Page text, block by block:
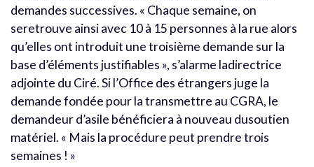
demandes successives. « Chaque semaine, on
seretrouve ainsi avec 10 à 15 personnes à la rue alors
qu’elles ont introduit une troisième demande sur la
base d’éléments justifiables », s’alarme ladirectrice
adjointe du Ciré. Si l’Office des étrangers juge la
demande fondée pour la transmettre au CGRA, le
demandeur d’asile bénéficiera à nouveau dusoutien
matériel. « Mais la procédure peut prendre trois
semaines ! »